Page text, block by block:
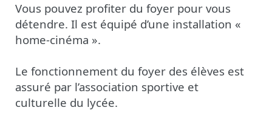
Vous pouvez profiter du foyer pour vous
détendre. Il est équipé d’une installation «
home-cinéma ».
Le fonctionnement du foyer des élèves est
assuré par l’association sportive et
culturelle du lycée.